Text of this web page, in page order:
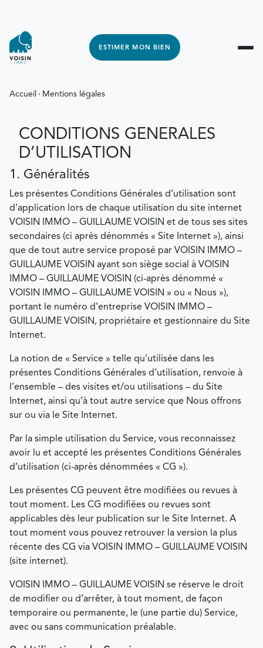
ESTIMER MON BIEN
Accueil Mentions légales
CONDITIONS GENERALES
D’UTILISATION
1. Généralités
Les présentes Conditions Générales d’utilisation sont
d’application lors de chaque utilisation du site internet
VOISIN IMMO – GUILLAUME VOISIN et de tous ses sites
secondaires (ci après dénommés « Site Internet »), ainsi
que de tout autre service proposé par VOISIN IMMO –
GUILLAUME VOISIN ayant son siège social à VOISIN
IMMO – GUILLAUME VOISIN (ci-après dénommé «
VOISIN IMMO – GUILLAUME VOISIN » ou « Nous »),
portant le numéro d’entreprise VOISIN IMMO –
GUILLAUME VOISIN, propriétaire et gestionnaire du Site
Internet.
La notion de « Service » telle qu’utilisée dans les
présentes Conditions Générales d’utilisation, renvoie à
l’ensemble – des visites et/ou utilisations – du Site
Internet, ainsi qu’à tout autre service que Nous offrons
sur ou via le Site Internet.
Par la simple utilisation du Service, vous reconnaissez
avoir lu et accepté les présentes Conditions Générales
d’utilisation (ci-après dénommées « CG »).
Les présentes CG peuvent être modifiées ou revues à
tout moment. Les CG modifiées ou revues sont
applicables dès leur publication sur le Site Internet. A
tout moment vous pouvez retrouver la version la plus
récente des CG via VOISIN IMMO – GUILLAUME VOISIN
(site internet).
VOISIN IMMO – GUILLAUME VOISIN se réserve le droit
de modifier ou d’arrêter, à tout moment, de façon
temporaire ou permanente, le (une partie du) Service,
avec ou sans communication préalable.